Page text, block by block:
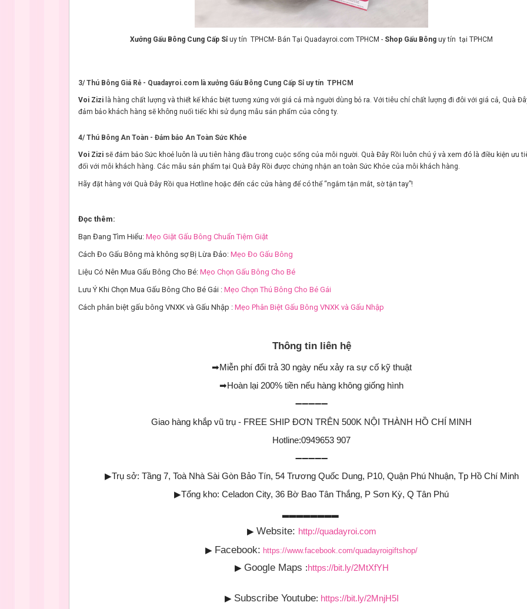
Xưởng Gấu Bông Cung Cấp Sỉ uy tín TPHCM- Bán Tại Quadayroi.com TPHCM - Shop Gấu Bông uy tín tại TPHCM
3/ Thú Bông Giá Rẻ - Quadayroi.com là xưởng Gấu Bông Cung Cấp Sỉ uy tín TPHCM
Voi Zizi là hàng chất lượng và thiết kế khác biệt tương xứng với giá cả mà người dùng bỏ ra. Với tiêu chí chất lượng đi đôi với giá cả, Quà
đảm bảo khách hàng sẽ không nuối tiếc khi sử dụng mẫu sản phẩm của công ty.
4/ Thú Bông An Toàn - Đảm bảo An Toàn Sức Khỏe
Voi Zizi sẽ đảm bảo Sức khoẻ luôn là ưu tiên hàng đầu trong cuộc sống của mỗi người. Quà Đây Rồi luôn chú ý và xem đó là điều kiện ưu
đối với mỗi khách hàng. Các mẫu sản phẩm tại Quà Đây Rồi được chứng nhận an toàn Sức Khỏe của mỗi khách hàng.
Hãy đặt hàng với Quà Đây Rồi qua Hotline hoặc đến các cửa hàng để có thể “ngắm tận mắt, sờ tận tay”!
Đọc thêm:
Bạn Đang Tìm Hiểu: Mẹo Giặt Gấu Bông Chuẩn Tiệm Giặt
Cách Đo Gấu Bông mà không sợ Bị Lừa Đảo: Mẹo Đo Gấu Bông
Liệu Có Nên Mua Gấu Bông Cho Bé: Mẹo Chọn Gấu Bông Cho Bé
Lưu Ý Khi Chọn Mua Gấu Bông Cho Bé Gái : Mẹo Chọn Thú Bông Cho Bé Gái
Cách phân biệt gấu bông VNXK và Gấu Nhập : Mẹo Phân Biệt Gấu Bông VNXK và Gấu Nhập
Thông tin liên hệ
➡Miễn phí đổi trả 30 ngày nếu xảy ra sự cố kỹ thuật
➡Hoàn lại 200% tiền nếu hàng không giống hình
➖➖➖➖➖
Giao hàng khắp vũ trụ - FREE SHIP ĐƠN TRÊN 500K NỘI THÀNH HỒ CHÍ MINH
Hotline:0949653 907
➖➖➖➖➖
▶Trụ sở: Tầng 7, Toà Nhà Sài Gòn Bảo Tín, 54 Trương Quốc Dung, P10, Quận Phú Nhuận, Tp Hồ Chí Minh
▶Tổng kho: Celadon City, 36 Bờ Bao Tân Thắng, P Sơn Kỳ, Q Tân Phú
▶ Website: http://quadayroi.com
▶ Facebook: https://www.facebook.com/quadayroigiftshop/
▶ Google Maps :https://bit.ly/2MtXfYH
▶ Subscribe Youtube: https://bit.ly/2MnjH5I